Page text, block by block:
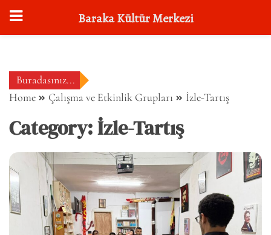
contentBuradasınız...
Home
Çalışma ve Etkinlik Grupları İzle-Tartış
Category:İzle-Tartış
Baraka Kültür Merkezi